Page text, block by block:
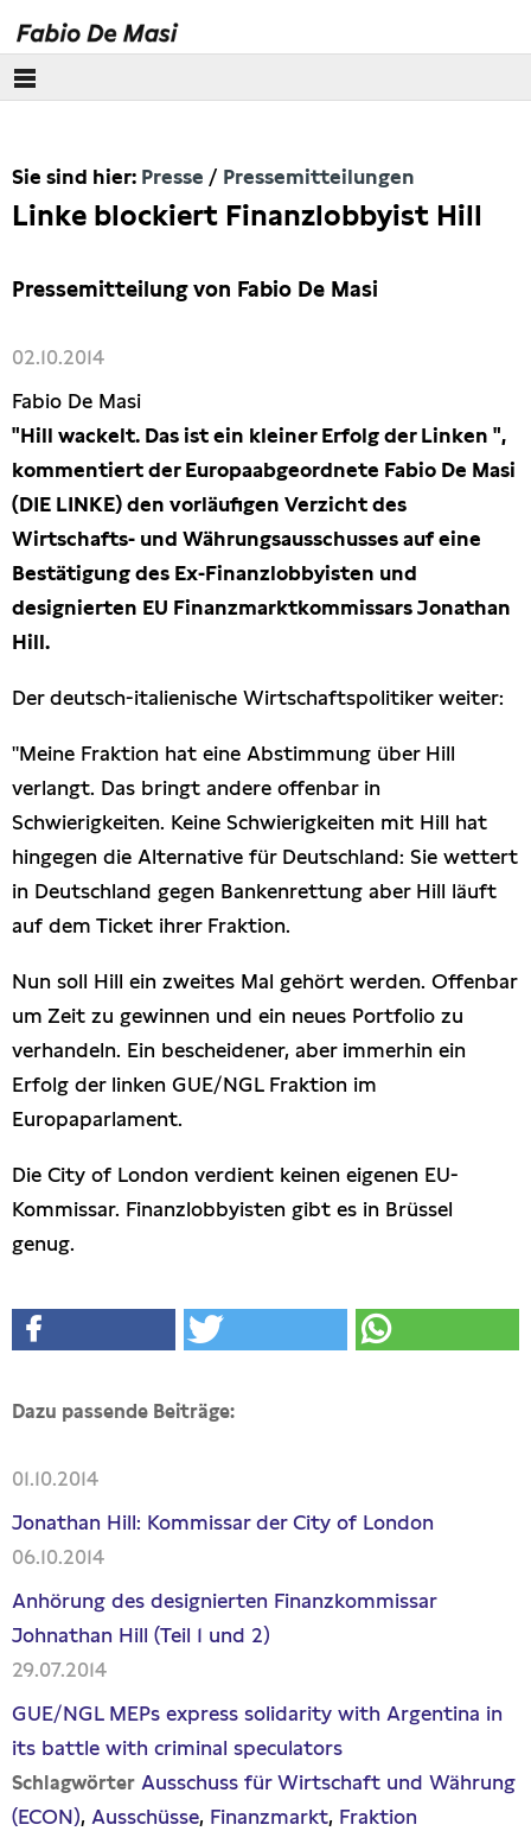
Europäisches Parlament
Presse
Pressebilder
Interviews
Artikel
Presseschau
Anfragen (Archivseite)
Sie sind hier: Presse Pressemitteilungen
Linke blockiert Finanzlobbyist Hill
Pressemitteilung von Fabio De Masi
02.10.2014
Fabio De Masi
"Hill wackelt. Das ist ein kleiner Erfolg der Linken ",
kommentiert der Europaabgeordnete Fabio De Masi
(DIE LINKE) den vorläufigen Verzicht des
Wirtschafts- und Währungsausschusses auf eine
Bestätigung des Ex-Finanzlobbyisten und
designierten EU Finanzmarktkommissars Jonathan
Hill.
Der deutsch-italienische Wirtschaftspolitiker weiter:
"Meine Fraktion hat eine Abstimmung über Hill
verlangt. Das bringt andere offenbar in
Schwierigkeiten. Keine Schwierigkeiten mit Hill hat
hingegen die Alternative für Deutschland: Sie wettert
in Deutschland gegen Bankenrettung aber Hill läuft
auf dem Ticket ihrer Fraktion.
Nun soll Hill ein zweites Mal gehört werden. Offenbar
um Zeit zu gewinnen und ein neues Portfolio zu
verhandeln. Ein bescheidener, aber immerhin ein
Erfolg der linken GUE/NGL Fraktion im
Europaparlament.
Die City of London verdient keinen eigenen EU-
Kommissar. Finanzlobbyisten gibt es in Brüssel
genug.
Dazu passende Beiträge:
01.10.2014
Jonathan Hill: Kommissar der City of London
06.10.2014
Anhörung des designierten Finanzkommissar
Johnathan Hill (Teil 1 und 2)
29.07.2014
GUE/NGL MEPs express solidarity with Argentina in
its battle with criminal speculators
Schlagwörter Ausschuss für Wirtschaft und Währung
(ECON) Ausschüsse Finanzmarkt Fraktion